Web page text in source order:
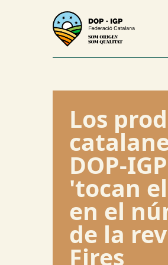
Los
DOP-IGP
'tocan
en el
de la
Fires